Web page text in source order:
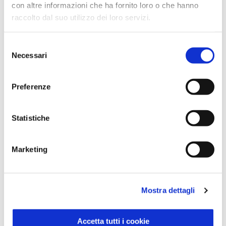
con altre informazioni che ha fornito loro o che hanno
raccolto dal suo utilizzo dei loro servizi.
delNecessari
Preferenze
Statistiche
Marketing
Mostra dettagli
Accetta tutti i cookie
Friarielli in Foglie Surgelati 750 g